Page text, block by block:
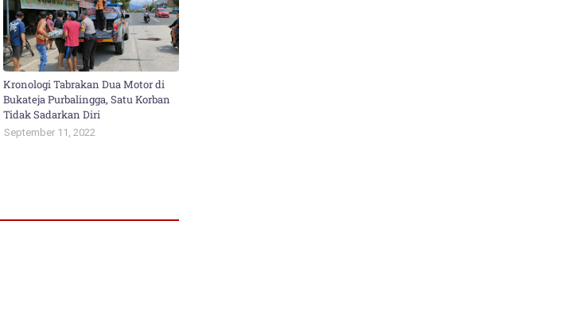
Kronologi Tabrakan Dua Motor di
Bukateja Purbalingga, Satu Korban
Tidak Sadarkan Diri
September 11, 2022